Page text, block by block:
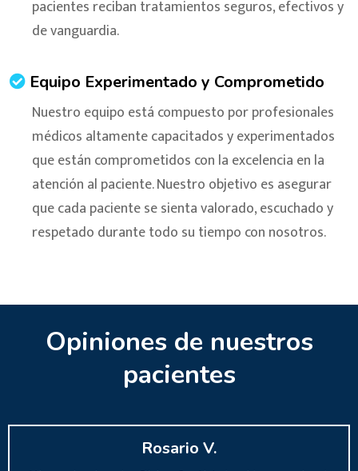
pacientes reciban tratamientos seguros, efectivos y
de vanguardia.
Equipo Experimentado y Comprometido
Nuestro equipo está compuesto por profesionales
médicos altamente capacitados y experimentados
que están comprometidos con la excelencia en la
atención al paciente. Nuestro objetivo es asegurar
que cada paciente se sienta valorado, escuchado y
respetado durante todo su tiempo con nosotros.
Opiniones de nuestros
pacientes
Rosario V.